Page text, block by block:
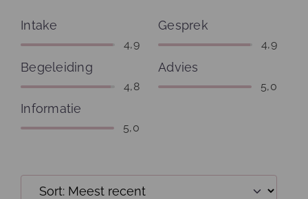
Intake
4,9
Gesprek
4,9
Begeleiding
4,8
Advies
5,0
Informatie
5,0